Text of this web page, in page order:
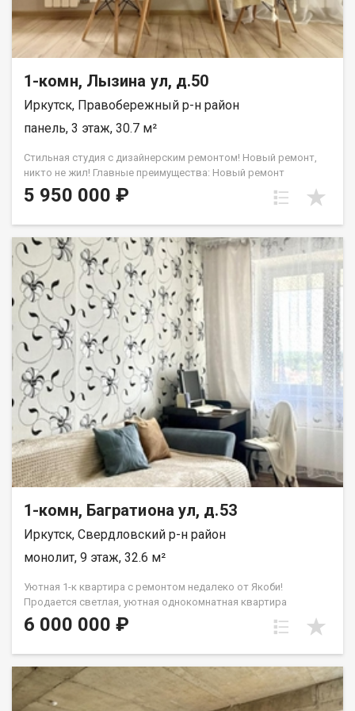
информация и бесплатная консультация у менеджера,
связавшись по телефону или посетив наш офис
расположенный по адресу: г. Иркутск, ул. Омулевского, 20/1.
1-комн, Лызина ул, д.50
Иркутск, Правобережный р-н район
панель, 3 этаж, 30.7 м²
Стильная студия с дизайнерским ремонтом! Новый ремонт,
никто не жил! Главные преимущества: Новый ремонт
качественная дизайнерская отделка, никто не проживал.
Светлая и уютная три больших окна, приятные нейтральные
мест для хранения. Мебель в подарок остается современный
кухонный гарнитур и встроенные шкафы. Идеальное
расположение Дом находится в районе с развитой
инфраструктурой. Всё необходимое прямо под рукой: В
шаговой доступности: остановка транспорта, супермаркеты,
аптеки, МФЦ. Отличная транспортная доступность: всего 10
минут на машине до центра города и 10 минут до аэропорта.
Рядом расположены улицы: Советская, Омулевского,
Красноярская, Пискунова, Ширямова. Юридическая чистота и
быстрый выход на сделку 1 взрослый собственник. Без
обременений, ограничений и долгов. Все документы
полностью готовы к сделке. Любая форма расчета. Звоните
или пишите в чат прямо сейчас! Организую показ в удобное
для вас время. Не упустите шанс купить полностью готовую
для жизни или сдачи в аренду квартиру!
5 950 000 ₽
1-комн, Багратиона ул, д.53
Иркутск, Свердловский р-н район
монолит, 9 этаж, 32.6 м²
Уютная 1-к квартира с ремонтом недалеко от Якоби!
Продается светлая, уютная однокомнатная квартира
площадью 35,6 кв.м. по адресу: ул. Багратиона, 53. Отличный
вариант как для комфортного проживания, так и для сдачи в
правильная, без лишних углов. Состояние: сделан хороший
ремонт. Заезжай и живи никаких дополнительных вложений
не требуется. Санузел: совмещенный, Бонус: просторный
6 000 000 ₽